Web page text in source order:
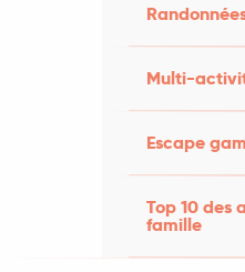
Multi-
Escape
Top 10 des
famille